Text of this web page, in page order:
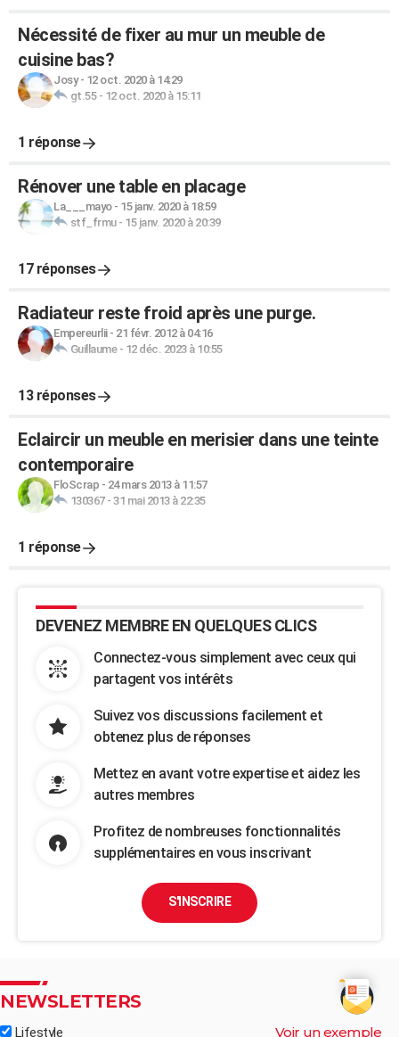
Nécessité de fixer au mur un meuble de
cuisine bas?
Josy- 12 oct. 2020 à 14:29
gt.55- 12 oct. 2020 à 15:11
1 réponse
Rénover une table en placage
La___mayo- 15 janv. 2020 à 18:59
stf_frmu- 15 janv. 2020 à 20:39
17 réponses
Radiateur reste froid après une purge.
Empereurlii- 21 févr. 2012 à 04:16
Guillaume- 12 déc. 2023 à 10:55
13 réponses
Eclaircir un meuble en merisier dans une teinte
contemporaire
FloScrap - 24 mars 2013 à 11:57
130367- 31 mai 2013 à 22:35
1 réponse
DEVENEZ MEMBRE EN QUELQUES CLICS
Connectez-vous simplement avec ceux qui
partagent vos intérêts
Suivez vos discussions facilement et
obtenez plus de réponses
Mettez en avant votre expertise et aidez les
autres membres
Profitez de nombreuses fonctionnalités
supplémentaires en vous inscrivant
S'INSCRIRE
NEWSLETTERS
Lifestyle Voir un exemple